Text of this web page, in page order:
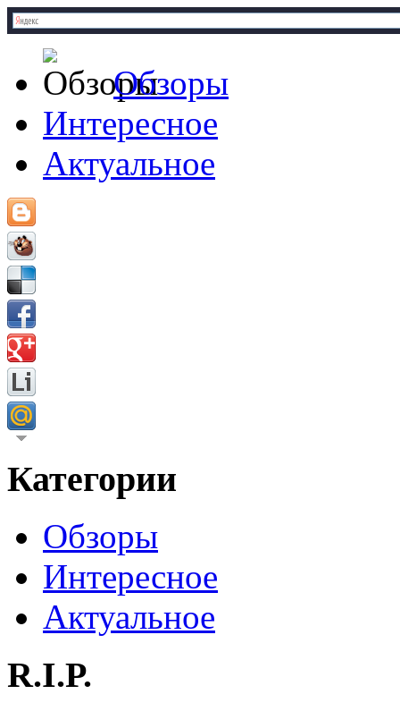
Обзоры
Интересное
Актуальное
Категории
Обзоры
Интересное
Актуальное
R.I.P.